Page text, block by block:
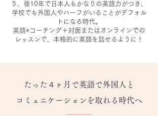
り、後10年で日本人もかなりの英語力がつき、
学校でも外国人やハーフがいることがデフォル
トになる時代。
英語×コーチング＋対面またはオンラインでの
レッスンで、本格的に英語を話せるように！
たった４ヶ月で英語で外国人と
コミュニケーションを取れる時代へ